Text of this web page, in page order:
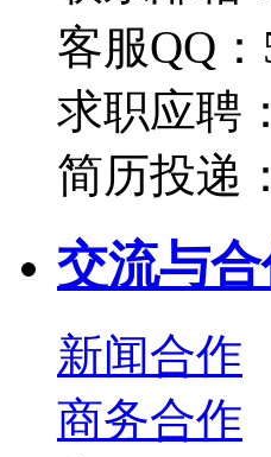
客服QQ
求职应聘
简历投递
交流与
新闻合作
商务合作